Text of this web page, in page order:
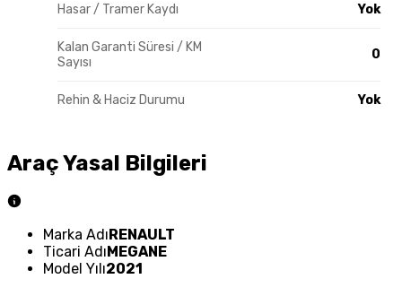
Hasar / Tramer Kaydı Yok
Kalan Garanti Süresi / KM
Sayısı
0
Rehin & Haciz Durumu Yok
Araç Yasal Bilgileri
Marka AdıRENAULT
Ticari AdıMEGANE
Model Yılı2021